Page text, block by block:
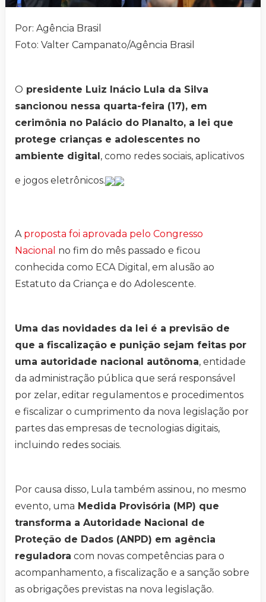
Por: Agência Brasil
Foto: Valter Campanato/Agência Brasil
O presidente Luiz Inácio Lula da Silva
sancionou nessa quarta-feira (17), em
cerimônia no Palácio do Planalto, a lei que
protege crianças e adolescentes no
ambiente digital , como redes sociais, aplicativos
e jogos eletrônicos.
A proposta foi aprovada pelo Congresso
Nacional no fim do mês passado e ficou
conhecida como ECA Digital, em alusão ao
Estatuto da Criança e do Adolescente.
Uma das novidades da lei é a previsão de
que a fiscalização e punição sejam feitas por
uma autoridade nacional autônoma, entidade
da administração pública que será responsável
por zelar, editar regulamentos e procedimentos
e fiscalizar o cumprimento da nova legislação por
partes das empresas de tecnologias digitais,
incluindo redes sociais.
Por causa disso, Lula também assinou, no mesmo
evento, uma Medida Provisória (MP) que
transforma a Autoridade Nacional de
Proteção de Dados (ANPD) em agência
reguladora com novas competências para o
acompanhamento, a fiscalização e a sanção sobre
as obrigações previstas na nova legislação.